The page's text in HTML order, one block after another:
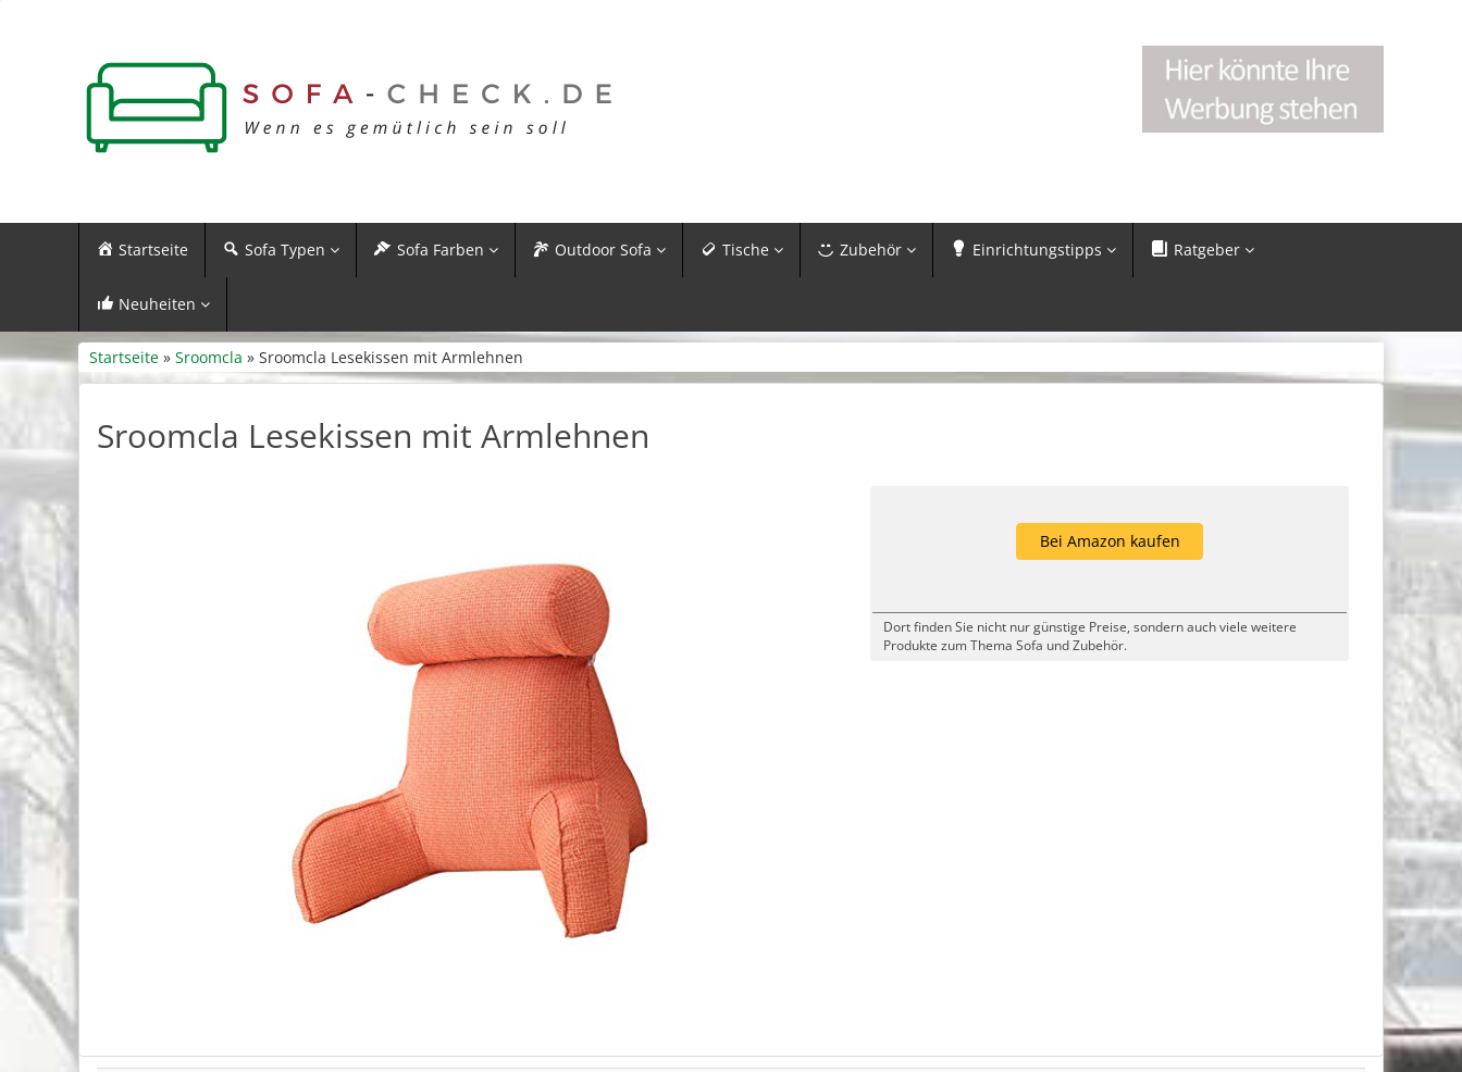
Startseite Sofa Typen Sofa Farben Outdoor Sofa Tische Zubehör Einrichtungstipps Ratgeber
Neuheiten
Startseite » Sroomcla » Sroomcla Lesekissen mit Armlehnen
Sroomcla Lesekissen mit Armlehnen
Bei Amazon kaufen
Dort finden Sie nicht nur günstige Preise, sondern auch viele weitere
Produkte zum Thema Sofa und Zubehör.